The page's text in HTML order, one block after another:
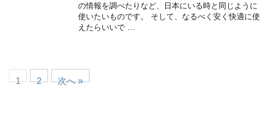
の情報を調べたりなど、日本にいる時と同じように
使いたいものです。 そして、なるべく安く快適に使
えたらいいで …
1 2 次へ »